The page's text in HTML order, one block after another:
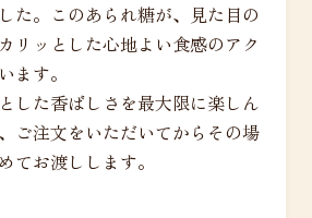
た。このあられ糖が、見た目の
リッとした心地よい食感のアク
ます。
した香ばしさを最大限に楽しん
ご注文をいただいてからその場
てお渡しします。